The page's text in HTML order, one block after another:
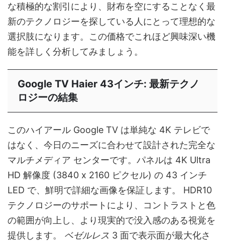
な積極的な割引により、財布を空にすることなく最
新のテクノロジーを探している人にとって理想的な
選択肢になります。この価格でこれほど興味深い機
能を詳しく分析してみましょう。
Google TV Haier 43インチ: 最新テクノ
ロジーの結集
このハイアール Google TV は単純な 4K テレビで
はなく、今日のニーズに合わせて設計された完全な
マルチメディア センターです。パネルは 4K Ultra
HD 解像度 (3840 x 2160 ピクセル) の 43 インチ
LED で、鮮明で詳細な画像を保証します。 HDR10
テクノロジーのサポートにより、コントラストと色
の範囲が向上し、より現実的で没入感のある視覚を
提供します。 ベゼルレス 3 面で表示面が最大化さ